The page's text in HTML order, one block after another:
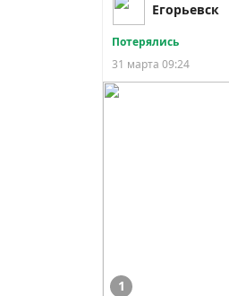
Егорьевск
Потерялись
31 марта 09:24
1